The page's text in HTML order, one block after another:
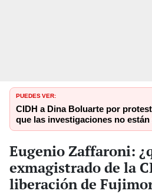
PUEDES VER:
CIDH a Dina Boluarte por
que las investigaciones no están
Eugenio Zaffaroni:
exmagistrado de la
liberación de